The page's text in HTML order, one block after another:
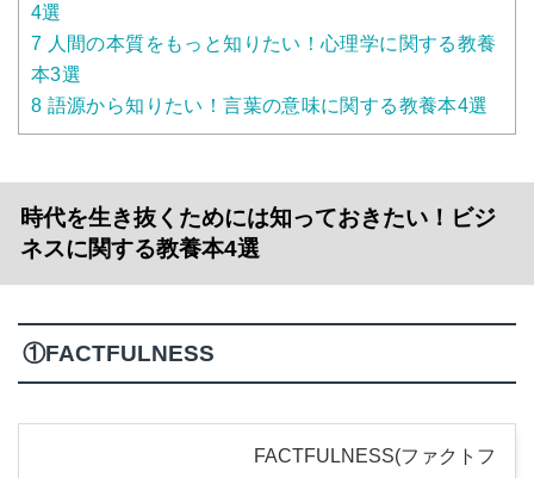
4選
7 人間の本質をもっと知りたい！心理学に関する教養
本3選
8 語源から知りたい！言葉の意味に関する教養本4選
時代を生き抜くためには知っておきたい！ビジ
ネスに関する教養本4選
①FACTFULNESS
FACTFULNESS(ファクトフ